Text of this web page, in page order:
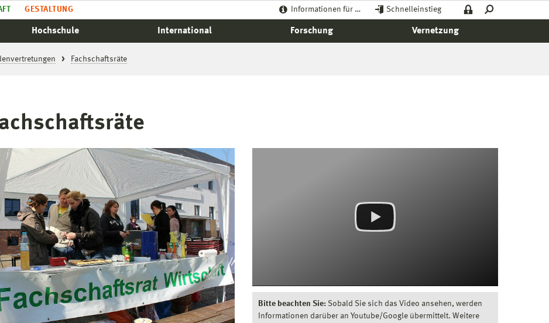
GESTALTUNG Informationen für … Schnelleinstieg
Hochschule International Forschung Vernetzung
Fachschaftsräte
Bitte beachten Sie: Sobald Sie sich das Video ansehen, werden
Informationen darüber an Youtube/Google übermittelt. Weitere